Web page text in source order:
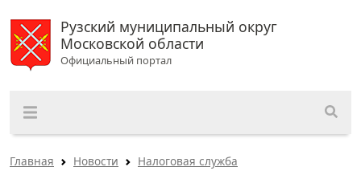
Рузский муниципальный округ
Московской области
Официальный портал
Главная Новости Налоговая служба